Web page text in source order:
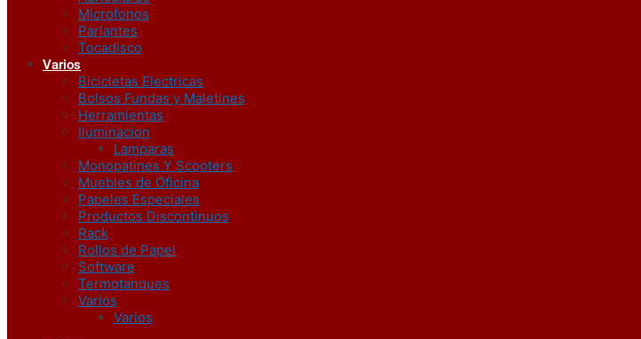
Microfonos
Parlantes
Tocadisco
Varios
Bicicletas Electricas
Bolsos Fundas y Maletines
Herramientas
Iluminacion
Lamparas
Monopatines Y Scooters
Muebles de Oficina
Papeles Especiales
Productos Discontinuos
Rack
Rollos de Papel
Software
Termotanques
Varios
Varios